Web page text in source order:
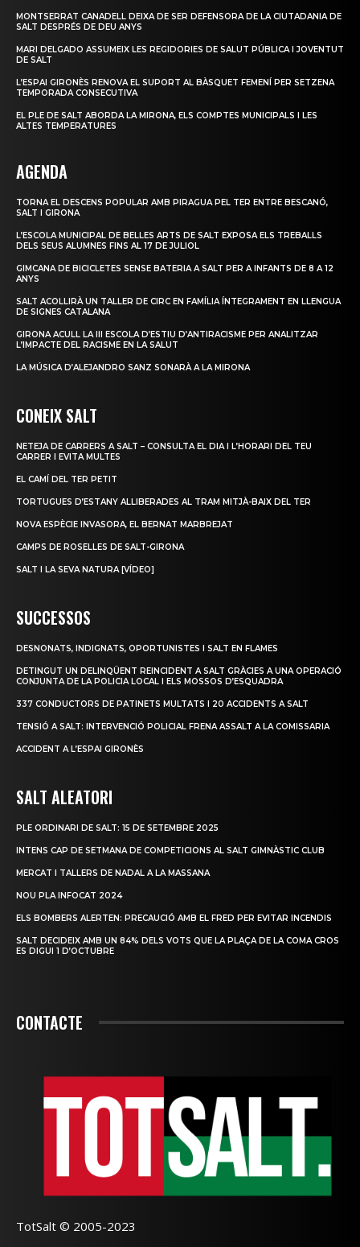
MONTSERRAT CANADELL DEIXA DE SER DEFENSORA DE LA CIUTADANIA DE
SALT DESPRÉS DE DEU ANYS
MARI DELGADO ASSUMEIX LES REGIDORIES DE SALUT PÚBLICA I JOVENTUT
DE SALT
L’ESPAI GIRONÈS RENOVA EL SUPORT AL BÀSQUET FEMENÍ PER SETZENA
TEMPORADA CONSECUTIVA
EL PLE DE SALT ABORDA LA MIRONA, ELS COMPTES MUNICIPALS I LES
ALTES TEMPERATURES
AGENDA
TORNA EL DESCENS POPULAR AMB PIRAGUA PEL TER ENTRE BESCANÓ,
SALT I GIRONA
L’ESCOLA MUNICIPAL DE BELLES ARTS DE SALT EXPOSA ELS TREBALLS
DELS SEUS ALUMNES FINS AL 17 DE JULIOL
GIMCANA DE BICICLETES SENSE BATERIA A SALT PER A INFANTS DE 8 A 12
ANYS
SALT ACOLLIRÀ UN TALLER DE CIRC EN FAMÍLIA ÍNTEGRAMENT EN LLENGUA
DE SIGNES CATALANA
GIRONA ACULL LA III ESCOLA D’ESTIU D’ANTIRACISME PER ANALITZAR
L’IMPACTE DEL RACISME EN LA SALUT
LA MÚSICA D’ALEJANDRO SANZ SONARÀ A LA MIRONA
CONEIX SALT
NETEJA DE CARRERS A SALT – CONSULTA EL DIA I L’HORARI DEL TEU
CARRER I EVITA MULTES
EL CAMÍ DEL TER PETIT
TORTUGUES D’ESTANY ALLIBERADES AL TRAM MITJÀ-BAIX DEL TER
NOVA ESPÈCIE INVASORA, EL BERNAT MARBREJAT
CAMPS DE ROSELLES DE SALT-GIRONA
SALT I LA SEVA NATURA [VÍDEO]
SUCCESSOS
DESNONATS, INDIGNATS, OPORTUNISTES I SALT EN FLAMES
DETINGUT UN DELINQÜENT REINCIDENT A SALT GRÀCIES A UNA OPERACIÓ
CONJUNTA DE LA POLICIA LOCAL I ELS MOSSOS D’ESQUADRA
337 CONDUCTORS DE PATINETS MULTATS I 20 ACCIDENTS A SALT
TENSIÓ A SALT: INTERVENCIÓ POLICIAL FRENA ASSALT A LA COMISSARIA
ACCIDENT A L’ESPAI GIRONÈS
SALT ALEATORI
PLE ORDINARI DE SALT: 15 DE SETEMBRE 2025
INTENS CAP DE SETMANA DE COMPETICIONS AL SALT GIMNÀSTIC CLUB
MERCAT I TALLERS DE NADAL A LA MASSANA
NOU PLA INFOCAT 2024
ELS BOMBERS ALERTEN: PRECAUCIÓ AMB EL FRED PER EVITAR INCENDIS
SALT DECIDEIX AMB UN 84% DELS VOTS QUE LA PLAÇA DE LA COMA CROS
ES DIGUI 1 D’OCTUBRE
CONTACTE
TotSalt © 2005-2023